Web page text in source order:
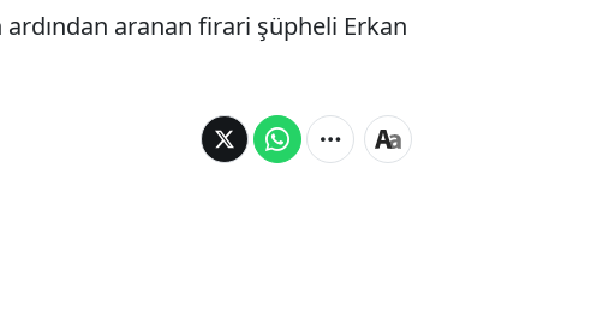
ardından aranan firari şüpheli Erkan